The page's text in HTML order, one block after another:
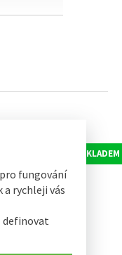
fungování
rychleji vás
definovat
SKLADEM